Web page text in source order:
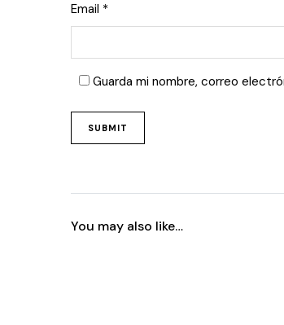
Email *
Guarda mi nombre, correo
You may also like…